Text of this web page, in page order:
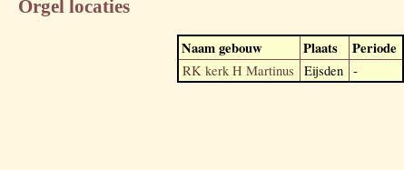
Orgel locaties
Naam gebouw Plaats Periode
RK kerk H Martinus Eijsden -